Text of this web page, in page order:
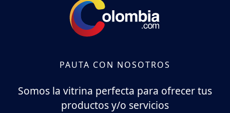
PAUTA CON NOSOTROS
Somos la vitrina perfecta para ofrecer tus
productos y/o servicios